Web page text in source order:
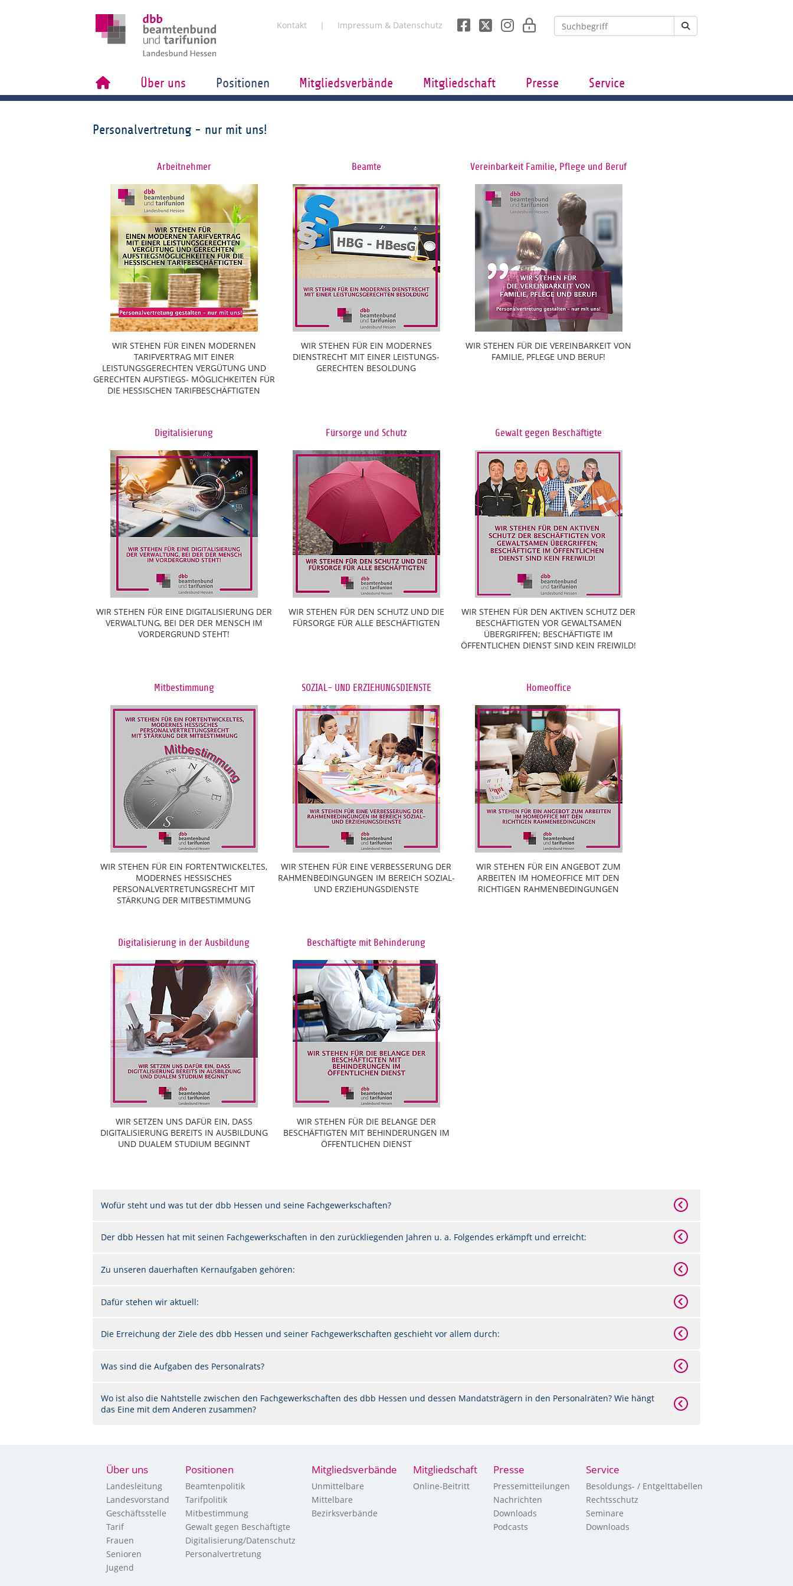
Kontakt Impressum & Datenschutz
Über uns Positionen Mitgliedsverbände Mitgliedschaft Presse Service
Personalvertretung - nur mit uns!
Arbeitnehmer
WIR STEHEN FÜR EINEN MODERNEN
TARIFVERTRAG MIT EINER
LEISTUNGSGERECHTEN VERGÜTUNG UND
GERECHTEN AUFSTIEGS- MÖGLICHKEITEN FÜR
DIE HESSISCHEN TARIFBESCHÄFTIGTEN
Beamte
WIR STEHEN FÜR EIN MODERNES
DIENSTRECHT MIT EINER LEISTUNGS-
GERECHTEN BESOLDUNG
Vereinbarkeit Familie, Pflege und Beruf
WIR STEHEN FÜR DIE VEREINBARKEIT VON
FAMILIE, PFLEGE UND BERUF!
Digitalisierung
WIR STEHEN FÜR EINE DIGITALISIERUNG DER
VERWALTUNG, BEI DER DER MENSCH IM
VORDERGRUND STEHT!
Fürsorge und Schutz
WIR STEHEN FÜR DEN SCHUTZ UND DIE
FÜRSORGE FÜR ALLE BESCHÄFTIGTEN
Gewalt gegen Beschäftigte
WIR STEHEN FÜR DEN AKTIVEN SCHUTZ DER
BESCHÄFTIGTEN VOR GEWALTSAMEN
ÜBERGRIFFEN; BESCHÄFTIGTE IM
ÖFFENTLICHEN DIENST SIND KEIN FREIWILD!
Mitbestimmung
WIR STEHEN FÜR EIN FORTENTWICKELTES,
MODERNES HESSISCHES
PERSONALVERTRETUNGSRECHT MIT
STÄRKUNG DER MITBESTIMMUNG
SOZIAL- UND ERZIEHUNGSDIENSTE
WIR STEHEN FÜR EINE VERBESSERUNG DER
RAHMENBEDINGUNGEN IM BEREICH SOZIAL-
UND ERZIEHUNGSDIENSTE
Homeoffice
WIR STEHEN FÜR EIN ANGEBOT ZUM
ARBEITEN IM HOMEOFFICE MIT DEN
RICHTIGEN RAHMENBEDINGUNGEN
Digitalisierung in der Ausbildung
WIR SETZEN UNS DAFÜR EIN, DASS
DIGITALISIERUNG BEREITS IN AUSBILDUNG
UND DUALEM STUDIUM BEGINNT
Beschäftigte mit Behinderung
WIR STEHEN FÜR DIE BELANGE DER
BESCHÄFTIGTEN MIT BEHINDERUNGEN IM
ÖFFENTLICHEN DIENST
Wofür steht und was tut der dbb Hessen und seine Fachgewerkschaften?
Der dbb Hessen hat mit seinen Fachgewerkschaften in den zurückliegenden Jahren u. a. Folgendes erkämpft und erreicht:
Zu unseren dauerhaften Kernaufgaben gehören:
Dafür stehen wir aktuell:
Die Erreichung der Ziele des dbb Hessen und seiner Fachgewerkschaften geschieht vor allem durch:
Was sind die Aufgaben des Personalrats?
Wo ist also die Nahtstelle zwischen den Fachgewerkschaften des dbb Hessen und dessen Mandatsträgern in den Personalräten? Wie hängt
das Eine mit dem Anderen zusammen?
Über uns
Landesleitung
Landesvorstand
Geschäftsstelle
Tarif
Frauen
Senioren
Jugend
Positionen
Beamtenpolitik
Tarifpolitik
Mitbestimmung
Gewalt gegen Beschäftigte
Digitalisierung/Datenschutz
Personalvertretung
Mitgliedsverbände
Unmittelbare
Mittelbare
Bezirksverbände
Mitgliedschaft
Online-Beitritt
Presse
Pressemitteilungen
Nachrichten
Downloads
Podcasts
Service
Besoldungs- / Entgelttabellen
Rechtsschutz
Seminare
Downloads